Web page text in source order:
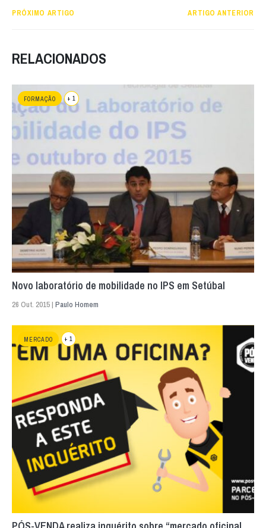
PRÓXIMO ARTIGO ARTIGO ANTERIOR
RELACIONADOS
FORMAÇÃO + 1
Novo laboratório de mobilidade no IPS em Setúbal
26 Out. 2015 | Paulo Homem
MERCADO + 1